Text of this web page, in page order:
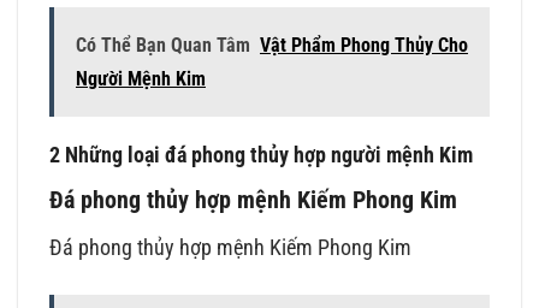
Có Thể Bạn Quan Tâm Vật Phẩm Phong Thủy Cho
Người Mệnh Kim
2 Những loại đá phong thủy hợp người mệnh Kim
Đá phong thủy hợp mệnh Kiếm Phong Kim
Đá phong thủy hợp mệnh Kiếm Phong Kim